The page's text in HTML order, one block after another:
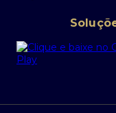
Portal da Privacidade
PRSAC
Regras e
Cartão Safra
Empréstimo e
Derivativos